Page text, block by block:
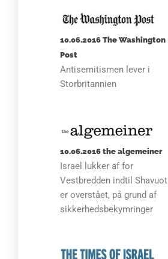
10.06.2016 The Washington
Post
Antisemitismen lever i
Storbritannien
10.06.2016 the algemeiner
Israel lukker af for
Vestbredden indtil Shavuot
er overstået, på grund af
sikkerhedsbekymringer